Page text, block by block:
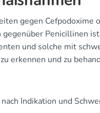
gegen Cefpodoxime
Penicillinen
und solche mit
erkennen und zu
Indikation und